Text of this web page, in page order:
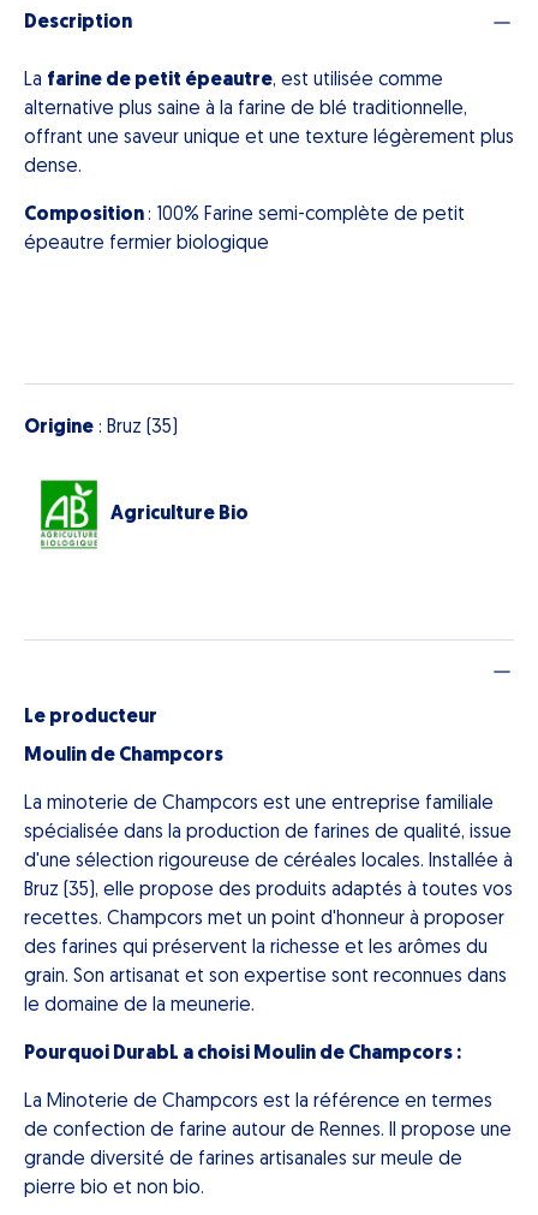
Description
La farine de petit épeautre, est utilisée comme
alternative plus saine à la farine de blé traditionnelle,
offrant une saveur unique et une texture légèrement plus
dense.
Composition: 100% Farine semi-complète de petit
épeautre fermier biologique
Origine : Bruz (35)
Agriculture Bio
Le producteur
Moulin de Champcors
La minoterie de Champcors est une entreprise familiale
spécialisée dans la production de farines de qualité, issue
d'une sélection rigoureuse de céréales locales. Installée à
Bruz (35), elle propose des produits adaptés à toutes vos
recettes. Champcors met un point d'honneur à proposer
des farines qui préservent la richesse et les arômes du
grain. Son artisanat et son expertise sont reconnues dans
le domaine de la meunerie.
Pourquoi DurabL a choisi Moulin de Champcors :
La Minoterie de Champcors est la référence en termes
de confection de farine autour de Rennes. Il propose une
grande diversité de farines artisanales sur meule de
pierre bio et non bio.